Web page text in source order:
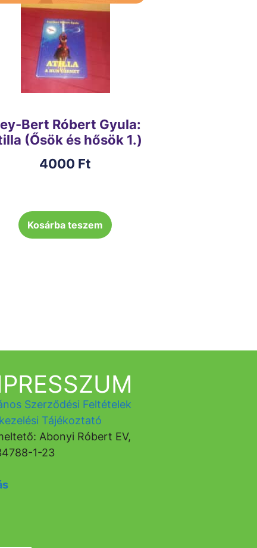
Bert Róbert Gyula:
(Ősök és hősök 1.)
4000 Ft
Kosárba teszem
Szerződési Feltételek
Tájékoztató
Abonyi Róbert EV,
1-23